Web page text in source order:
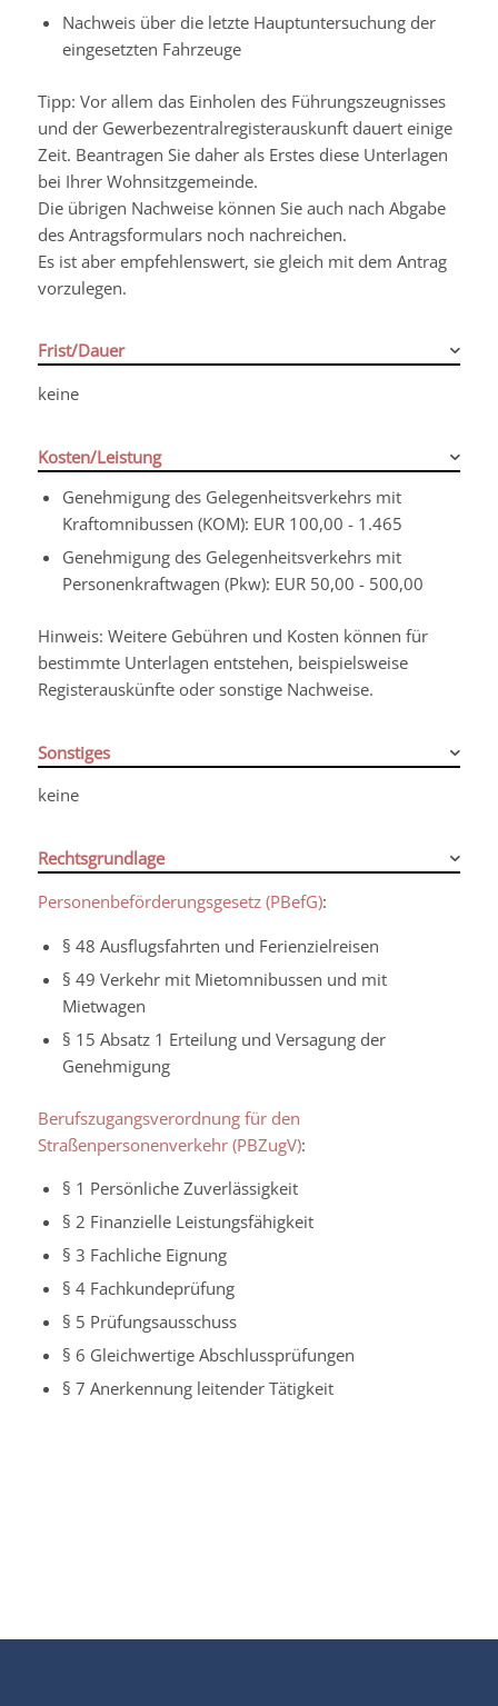
Nachweis über die letzte Hauptuntersuchung der
eingesetzten Fahrzeuge
Tipp: Vor allem das Einholen des Führungszeugnisses
und der Gewerbezentralregisterauskunft dauert einige
Zeit. Beantragen Sie daher als Erstes diese Unterlagen
bei Ihrer Wohnsitzgemeinde.
Die übrigen Nachweise können Sie auch nach Abgabe
des Antragsformulars noch nachreichen.
Es ist aber empfehlenswert, sie gleich mit dem Antrag
vorzulegen.
Frist/Dauer
keine
Kosten/Leistung
Genehmigung des Gelegenheitsverkehrs mit
Kraftomnibussen (KOM): EUR 100,00 - 1.465
Genehmigung des Gelegenheitsverkehrs mit
Personenkraftwagen (Pkw): EUR 50,00 - 500,00
Hinweis: Weitere Gebühren und Kosten können für
bestimmte Unterlagen entstehen, beispielsweise
Registerauskünfte oder sonstige Nachweise.
Sonstiges
keine
Rechtsgrundlage
Personenbeförderungsgesetz (PBefG):
§ 48 Ausflugsfahrten und Ferienzielreisen
§ 49 Verkehr mit Mietomnibussen und mit
Mietwagen
§ 15 Absatz 1 Erteilung und Versagung der
Genehmigung
Berufszugangsverordnung für den
Straßenpersonenverkehr (PBZugV):
§ 1 Persönliche Zuverlässigkeit
§ 2 Finanzielle Leistungsfähigkeit
§ 3 Fachliche Eignung
§ 4 Fachkundeprüfung
§ 5 Prüfungsausschuss
§ 6 Gleichwertige Abschlussprüfungen
§ 7 Anerkennung leitender Tätigkeit